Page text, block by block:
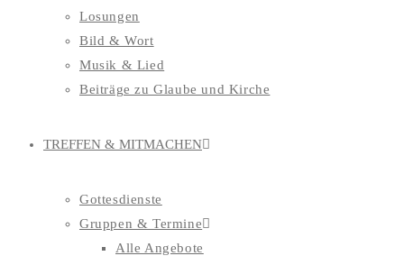
Losungen
Bild & Wort
Musik & Lied
Beiträge zu Glaube und Kirche
TREFFEN & MITMACHEN
Gottesdienste
Gruppen & Termine
Alle Angebote